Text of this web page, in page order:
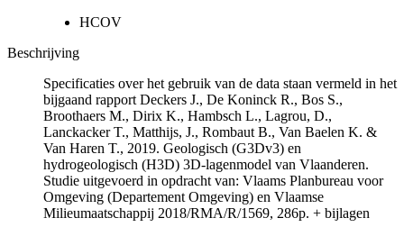
HCOV
Beschrijving
Specificaties over het gebruik van de data staan vermeld in het
bijgaand rapport Deckers J., De Koninck R., Bos S.,
Broothaers M., Dirix K., Hambsch L., Lagrou, D.,
Lanckacker T., Matthijs, J., Rombaut B., Van Baelen K. &
Van Haren T., 2019. Geologisch (G3Dv3) en
hydrogeologisch (H3D) 3D-lagenmodel van Vlaanderen.
Studie uitgevoerd in opdracht van: Vlaams Planbureau voor
Omgeving (Departement Omgeving) en Vlaamse
Milieumaatschappij 2018/RMA/R/1569, 286p. + bijlagen